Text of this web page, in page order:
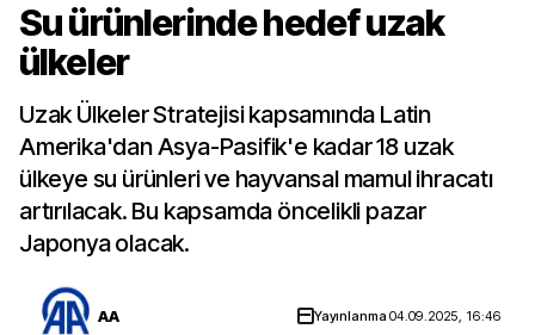
Su ürünlerinde hedef uzak
ülkeler
Uzak Ülkeler Stratejisi kapsamında Latin
Amerika'dan Asya-Pasifik'e kadar 18 uzak
ülkeye su ürünleri ve hayvansal mamul ihracatı
artırılacak. Bu kapsamda öncelikli pazar
Japonya olacak.
AA Yayınlanma04.09.2025, 16:46